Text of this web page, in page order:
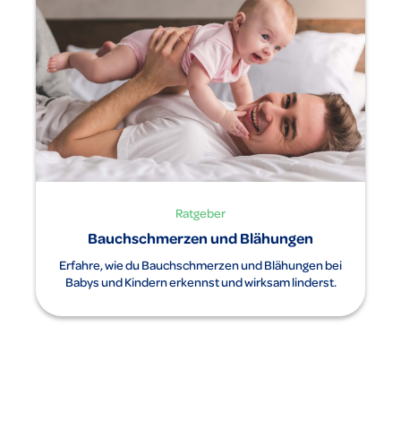
Ratgeber
Bauchschmerzen und Blähungen
Erfahre, wie du Bauchschmerzen und Blähungen bei
Babys und Kindern erkennst und wirksam linderst.